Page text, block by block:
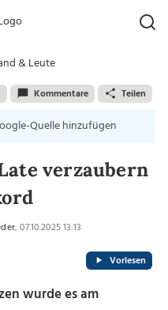
& Leute
Kommentare Teilen
Quelle hinzufügen
verzaubern
, 07.10.2025 13:13
Vorlesen
wurde es am